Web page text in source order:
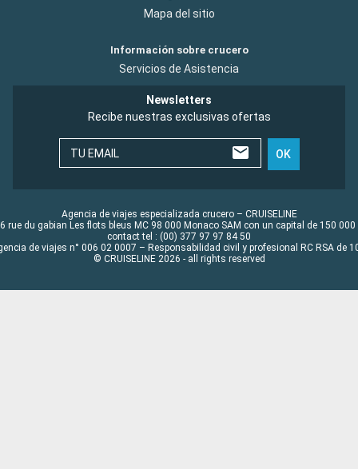
Mapa del sitio
Información sobre crucero
Servicios de Asistencia
Newsletters
Recibe nuestras exclusivas ofertas
TU EMAIL OK
Agencia de viajes especializada crucero – CRUISELINE
rue du gabian Les flots bleus MC 98 000 Monaco SAM con un capital de 150 000
contact tel : (00) 377 97 97 84 50
de viajes n° 006 02 0007 – Responsabilidad civil y profesional RC RSA de
© CRUISELINE 2026 - all rights reserved